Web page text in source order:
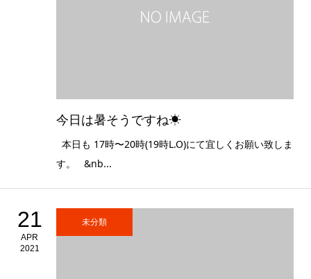
今日は暑そうですね☀
本日も 17時〜20時(19時L.O)にて宜しくお願い致しま
す。 &nb...
21
APR
2021
未分類